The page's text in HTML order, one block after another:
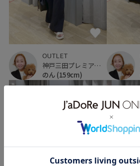
OUTLET
神戸三田プレミアム・アウトレット
のん (159cm)